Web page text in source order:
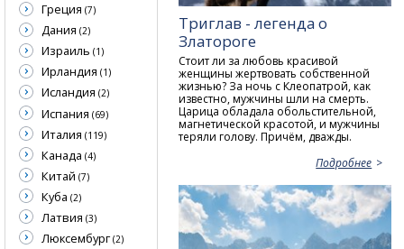
Триглав - легенда о
Златороге
Стоит ли за любовь красивой
женщины жертвовать собственной
жизнью? За ночь с Клеопатрой, как
известно, мужчины шли на смерть.
Царица обладала обольстительной,
магнетической красотой, и мужчины
теряли голову. Причём, дважды.
Подробнее
Греция (7)
Дания (2)
Израиль (1)
Ирландия (1)
Исландия (2)
Испания (69)
Италия (119)
Канада (4)
Китай (7)
Куба (2)
Латвия (3)
Люксембург(2)